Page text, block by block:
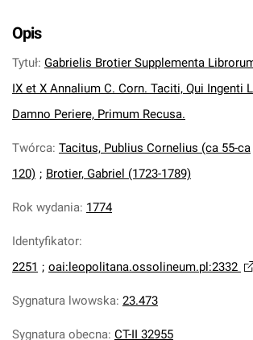
Opis
Tytuł: Gabrielis Brotier Supplementa
IX et X Annalium C. Corn. Taciti, Qui Ingenti
Damno Periere, Primum Recusa.
Twórca: Tacitus, Publius Cornelius (ca 55-ca
120) ; Brotier, Gabriel (1723-1789)
Rok wydania: 1774
Identyfikator:
2251 ; oai:leopolitana.ossolineum.pl:2332
Sygnatura lwowska: 23.473
Sygnatura obecna: CT-II 32955